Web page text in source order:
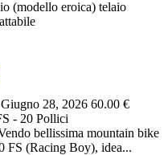
(modello eroica) telaio
Giugno 28, 2026 60.00 €
- 20 Pollici
bellissima mountain bike
FS (Racing Boy), idea...